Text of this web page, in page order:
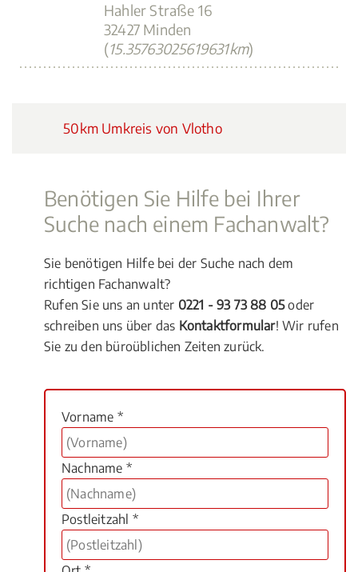
Hahler Straße 16
32427 Minden
(15.35763025619631km)
50km Umkreis von Vlotho
Benötigen Sie Hilfe bei Ihrer
Suche nach einem Fachanwalt?
Sie benötigen Hilfe bei der Suche nach dem
richtigen Fachanwalt?
Rufen Sie uns an unter 0221 - 93 73 88 05oder
schreiben uns über das Kontaktformular! Wir rufen
Sie zu den büroüblichen Zeiten zurück.
Vorname *
Nachname *
Postleitzahl *